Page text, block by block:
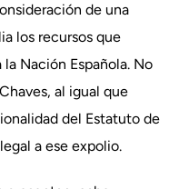
de una
los recursos que
Nación Española. No
al igual que
del Estatuto de
a ese expolio.